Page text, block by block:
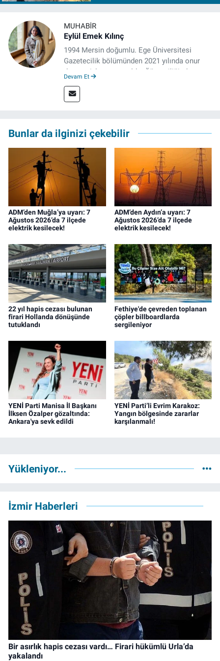
MUHABIR
Eylül Emek Kılınç
1994 Mersin doğumlu. Ege Üniversitesi
Gazetecilik bölümünden 2021 yılında onur
derecesiyle mezun oldu. Öğrenciliğinde
deneyimin dışında kapatılana kadar Artı TV
ve TELE1 TV Ankara bürolarında editör ve
Devam Et
Bunlar da ilginizi çekebilir
ADM’den Muğla’ya uyarı: 7
Ağustos 2026’da 7 ilçede
elektrik kesilecek!
ADM’den Aydın’a uyarı: 7
Ağustos 2026’da 7 ilçede
elektrik kesilecek!
22 yıl hapis cezası bulunan
firari Hollanda dönüşünde
tutuklandı
Fethiye'de çevreden toplanan
çöpler billboardlarda
sergileniyor
YENİ Parti Manisa İl Başkanı
İlksen Özalper gözaltında:
Ankara'ya sevk edildi
YENİ Parti’li Evrim Karakoz:
Yangın bölgesinde zararlar
karşılanmalı!
Yükleniyor...
İzmir Haberleri
Bir asırlık hapis cezası vardı… Firari hükümlü Urla’da
yakalandı